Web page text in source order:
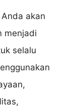
Anda akan
menjadi
selalu